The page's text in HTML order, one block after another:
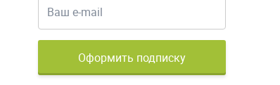
Оформить подписку